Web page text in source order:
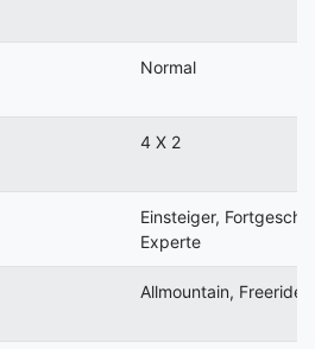
Normal
4 X 2
Einsteiger,
Experte
Allmountain, Freeride